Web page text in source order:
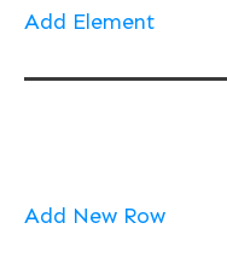
Add Element
Add New Row